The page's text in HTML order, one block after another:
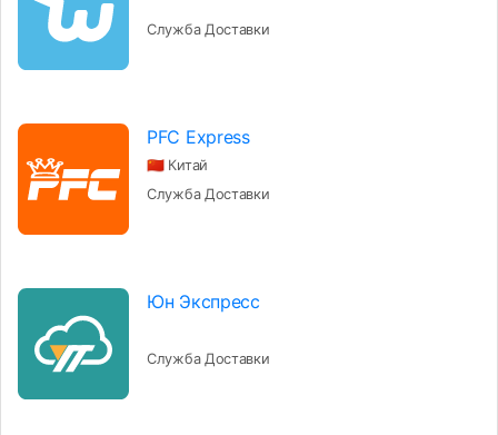
Служба Доставки
PFC Express
🇨🇳 Китай
Служба Доставки
Юн Экспресс
Служба Доставки